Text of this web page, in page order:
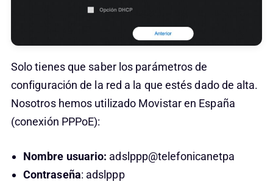
Solo tienes que saber los parámetros de
configuración de la red a la que estés dado de alta.
Nosotros hemos utilizado Movistar en España
(conexión PPPoE):
Nombre usuario: adslppp@telefonicanetpa
Contraseña: adslppp